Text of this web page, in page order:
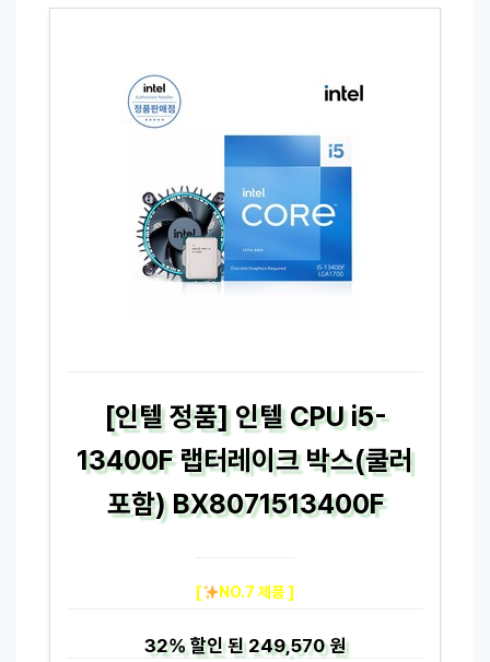
[인텔 정품] 인텔 CPU i5-
13400F 랩터레이크 박스(쿨러
포함) BX8071513400F
[ NO.7 제품 ]
32%할인 된249,570 원